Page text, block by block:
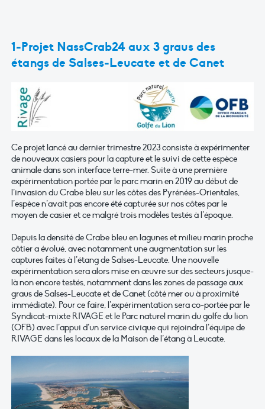
1-Projet NassCrab24 aux 3 graus des
étangs de Salses-Leucate et de Canet
Ce projet lancé au dernier trimestre 2023 consiste à expérimenter
de nouveaux casiers pour la capture et le suivi de cette espèce
animale dans son interface terre-mer. Suite à une première
expérimentation portée par le parc marin en 2019 au début de
l’invasion du Crabe bleu sur les côtes des Pyrénées-Orientales,
l’espèce n’avait pas encore été capturée sur nos côtes par le
moyen de casier et ce malgré trois modèles testés à l’époque.
Depuis la densité de Crabe bleu en lagunes et milieu marin proche
côtier a évolué, avec notamment une augmentation sur les
captures faites à l’étang de Salses-Leucate. Une nouvelle
expérimentation sera alors mise en œuvre sur des secteurs jusque-
là non encore testés, notamment dans les zones de passage aux
graus de Salses-Leucate et de Canet (côté mer ou à proximité
immédiate). Pour ce faire, l’expérimentation sera co-portée par le
Syndicat-mixte RIVAGE et le Parc naturel marin du golfe du lion
(OFB) avec l’appui d’un service civique qui rejoindra l’équipe de
RIVAGE dans les locaux de la Maison de l’étang à Leucate.